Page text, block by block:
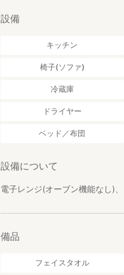
キッチン
バス・トイレ
バスとトイレは別です。※シャ
意しております。
後24時間以内400円〜700円程度
■宿泊について
予約は2名からお受付いたしま
子ども料金の設定はございませ
・周辺住民の迷惑にならぬよう
でご注意下さい。その場合、返
ください。
・消耗品類は、使いきりました
・滞在中の清掃等衛生管理は、
・備え付けの備品や電化製品は
施設、設備に汚損があった場合
設備
キッチン
椅子(ソファ)
冷蔵庫
ドライヤー
ベッド／布団
設備について
電子レンジ(オーブン機能なし)
備品
フェイスタオル